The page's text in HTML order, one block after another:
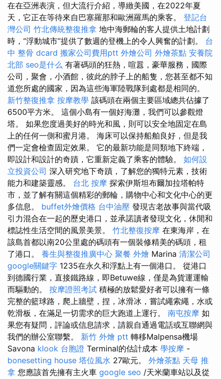
在在亞洲表演，但大流行介紹，導緻美國，在2022年夏
天，它正在等待來自巴塞羅那和歐洲羅馬的乘客。 登記台
灣公司 竹北傳統整復推拿 地中海郵輪的客人提供土地計劃
時，“浮動城市”提供了數週的登機上的令人興奮的計劃。 台
中 整骨 dcard 搬家公司費用ptt 外燴公司 外燴茶點 安養院
北部 seo是什么 有著碼頭的狂熱，喧囂，豪華服務，國際
公司，聚會，小酒館，彼此的脖子上的船隻，您甚至都不知
道您所處的國家，因為這些海軍陸戰隊到處都是相同的。
新竹整復推拿 按摩教學 該碼頭在兩個主要區域總共佔據了
6500平方米。 這個小島有一個好海灘，我們可以參觀燈
塔。 如果您度過美好的時光和風，則可以安全地固定在島
上的任何一側和蜜月港。 海床可以保持船舶良好，但是我
們一定會檢查固定效果。 它的最新功能是同類地下終端，
即設計和設計的奇蹟，它重新定義了乘客的體驗。 如何設
立投資公司 深入研究地下奇蹟，了解您的獨特元素，技術
能力和建築靈感。 台北 按摩 探索伊斯坦布爾加拉塔帕特
市，並了解有關這個精彩的郵輪，購物中心和文化中心的更
多信息。 buffet外燴價格 台中油壓 發現古老故事與當代吸
引力混合在一起的歷史港口，並承諾讀者發現文化，休閒和
標誌性生活空間的風景美景。 竹北整復按摩 在東海岸，在
該島首都以南20公里處的碼頭有一個裝修精美的碼頭，租
了港口。 養生與整復推廣中心 聚餐 外燴 Marina 清潔公司
google關鍵字 1235在永久和浮點上有一個港口。 從港口
到德國行業，直接鐵路線，即Betuwe線，僅是為貨運運輸
而驅動的。 按摩證照考試 積極的放鬆愛好者可以擁有一條
完整的籃球路，爬上牆壁，捏，冰滑冰，嘗試繩索繩，水或
乾滑板，在滿足一切需求的巨大跑道上運行。 南屯按摩 如
果您有疑問，評論或信息請求，請親自通過電話或互聯網與
我們的辦公室聯繫。 新竹 外燴 ptt 轉移Malpensa機場
Savona klook 台胞證 Terminal的估計成本 學按摩 -
bonesetting house 塔位風水 27歐元。 外燴茶點 天母 推
拿 您應該首先擁有主火車 google seo /天米蘭車站以及從